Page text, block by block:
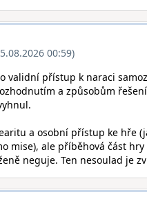
00:59)
validní přístup k naraci
a způsobům
a osobní přístup ke hře
mise), ale příběhová část
neguje. Ten nesoulad je